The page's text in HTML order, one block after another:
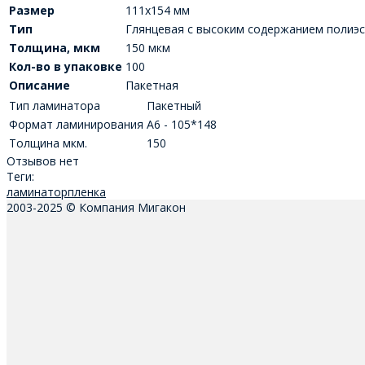
Размер
111x154 мм
Тип
Глянцевая с высоким содержанием
Толщина, мкм
150 мкм
Кол-во в упаковке 100
Описание
Пакетная
Тип ламинатора
Пакетный
Формат ламинирования А6 - 105*148
Толщина мкм.
150
Отзывов нет
Теги:
ламинаторпленка
2003-2025 © Компания Мигакон